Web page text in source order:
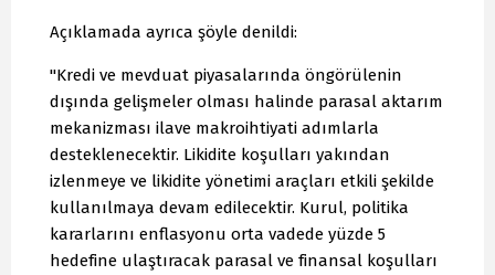
Açıklamada ayrıca şöyle denildi:
"Kredi ve mevduat piyasalarında öngörülenin
dışında gelişmeler olması halinde parasal aktarım
mekanizması ilave makroihtiyati adımlarla
desteklenecektir. Likidite koşulları yakından
izlenmeye ve likidite yönetimi araçları etkili şekilde
kullanılmaya devam edilecektir. Kurul, politika
kararlarını enflasyonu orta vadede yüzde 5
hedefine ulaştıracak parasal ve finansal koşulları